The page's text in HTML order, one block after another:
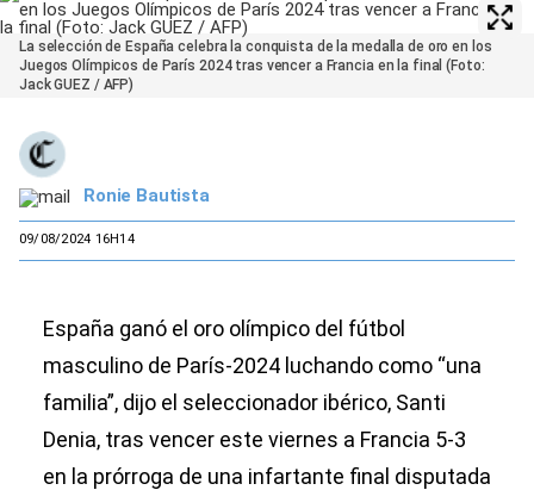
La selección de España celebra la conquista de la medalla de oro en los
Juegos Olímpicos de París 2024 tras vencer a Francia en la final (Foto:
Jack GUEZ / AFP)
Ronie Bautista
09/08/2024 16H14
España ganó el oro olímpico del fútbol
masculino de París-2024 luchando como “una
familia”, dijo el seleccionador ibérico, Santi
Denia, tras vencer este viernes a Francia 5-3
en la prórroga de una infartante final disputada